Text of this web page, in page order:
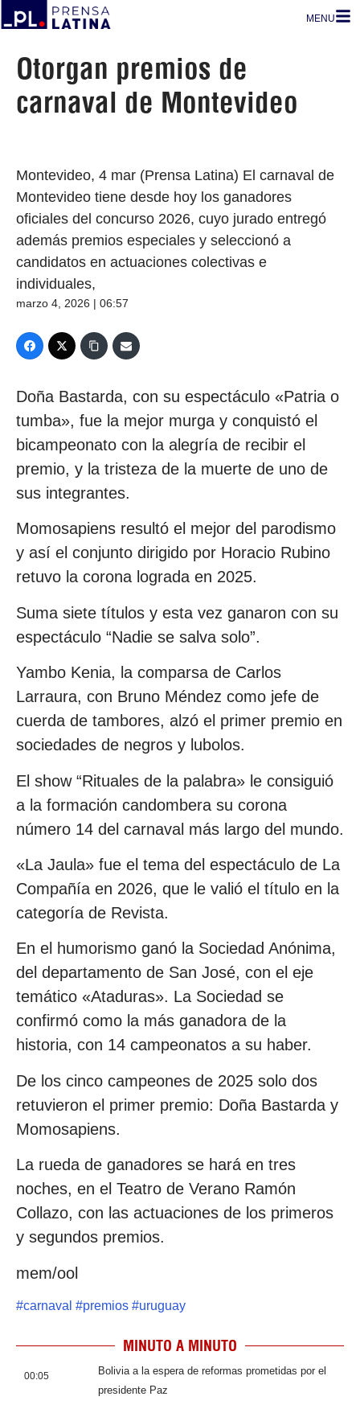
MENU
Otorgan premios de
carnaval de Montevideo
Montevideo, 4 mar (Prensa Latina) El carnaval de
Montevideo tiene desde hoy los ganadores
oficiales del concurso 2026, cuyo jurado entregó
además premios especiales y seleccionó a
candidatos en actuaciones colectivas e
individuales,
marzo 4, 2026 | 06:57
Doña Bastarda, con su espectáculo «Patria o
tumba», fue la mejor murga y conquistó el
bicampeonato con la alegría de recibir el
premio, y la tristeza de la muerte de uno de
sus integrantes.
Momosapiens resultó el mejor del parodismo
y así el conjunto dirigido por Horacio Rubino
retuvo la corona lograda en 2025.
Suma siete títulos y esta vez ganaron con su
espectáculo “Nadie se salva solo”.
Yambo Kenia, la comparsa de Carlos
Larraura, con Bruno Méndez como jefe de
cuerda de tambores, alzó el primer premio en
sociedades de negros y lubolos.
El show “Rituales de la palabra» le consiguió
a la formación candombera su corona
número 14 del carnaval más largo del mundo.
«La Jaula» fue el tema del espectáculo de La
Compañía en 2026, que le valió el título en la
categoría de Revista.
En el humorismo ganó la Sociedad Anónima,
del departamento de San José, con el eje
temático «Ataduras». La Sociedad se
confirmó como la más ganadora de la
historia, con 14 campeonatos a su haber.
De los cinco campeones de 2025 solo dos
retuvieron el primer premio: Doña Bastarda y
Momosapiens.
La rueda de ganadores se hará en tres
noches, en el Teatro de Verano Ramón
Collazo, con las actuaciones de los primeros
y segundos premios.
mem/ool
#carnaval #premios #uruguay
MINUTO A MINUTO
00:05
Bolivia a la espera de reformas prometidas por el
presidente Paz